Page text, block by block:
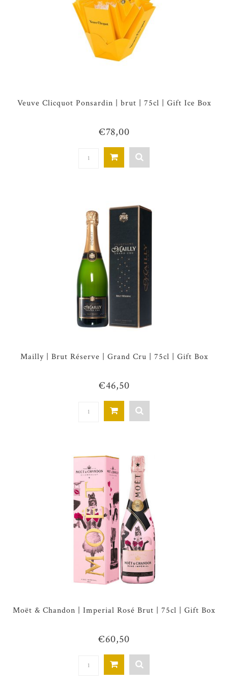
Veuve Clicquot Ponsardin | brut | 75cl | Gift Ice Box
€78,00
Mailly | Brut Réserve | Grand Cru | 75cl | Gift Box
€46,50
Moët & Chandon | Imperial Rosé Brut | 75cl | Gift Box
€60,50